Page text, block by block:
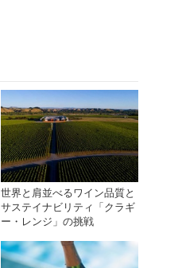
世界と肩並べるワイン品質と
サステイナビリティ「クラギ
ー・レンジ」の挑戦